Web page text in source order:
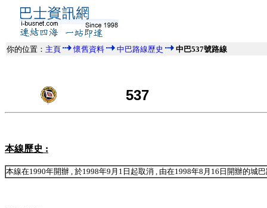
你的位置： 主頁 懷舊資料 中巴路線歷史 中巴537號路線
537
本線歷史 :
本線在1990年開辦 , 於1998年9月1日起取消 , 由在1998年8月16日開辦的城